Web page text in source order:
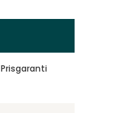
Prisgaranti